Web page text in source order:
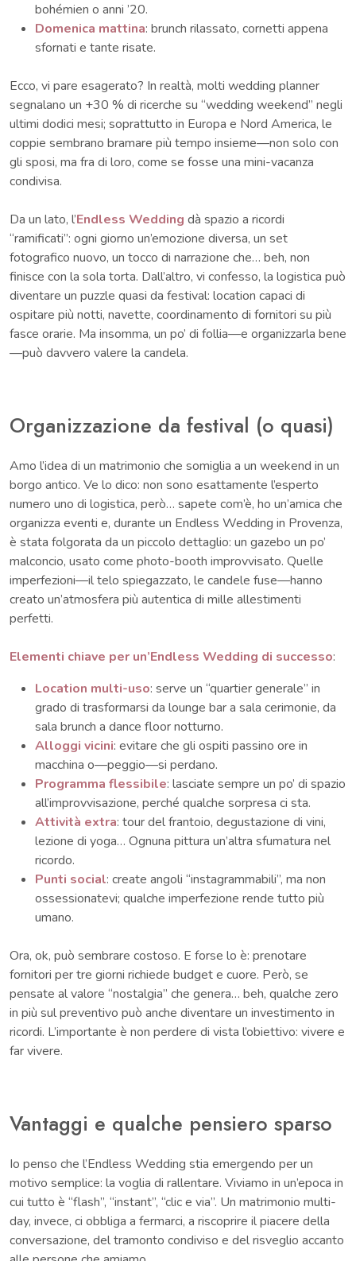
bohémien o anni ’20.
Domenica mattina: brunch rilassato, cornetti appena
sfornati e tante risate.
Ecco, vi pare esagerato? In realtà, molti wedding planner
segnalano un +30 % di ricerche su “wedding weekend” negli
ultimi dodici mesi; soprattutto in Europa e Nord America, le
coppie sembrano bramare più tempo insieme—non solo con
gli sposi, ma fra di loro, come se fosse una mini-vacanza
condivisa.
Da un lato, l’Endless Wedding dà spazio a ricordi
“ramificati”: ogni giorno un’emozione diversa, un set
fotografico nuovo, un tocco di narrazione che… beh, non
finisce con la sola torta. Dall’altro, vi confesso, la logistica può
diventare un puzzle quasi da festival: location capaci di
ospitare più notti, navette, coordinamento di fornitori su più
fasce orarie. Ma insomma, un po’ di follia—e organizzarla bene
—può davvero valere la candela.
Organizzazione da festival (o quasi)
Amo l’idea di un matrimonio che somiglia a un weekend in un
borgo antico. Ve lo dico: non sono esattamente l’esperto
numero uno di logistica, però… sapete com’è, ho un’amica che
organizza eventi e, durante un Endless Wedding in Provenza,
è stata folgorata da un piccolo dettaglio: un gazebo un po’
malconcio, usato come photo-booth improvvisato. Quelle
imperfezioni—il telo spiegazzato, le candele fuse—hanno
creato un’atmosfera più autentica di mille allestimenti
perfetti.
Elementi chiave per un’Endless Wedding di successo:
Location multi-uso: serve un “quartier generale” in
grado di trasformarsi da lounge bar a sala cerimonie, da
sala brunch a dance floor notturno.
Alloggi vicini: evitare che gli ospiti passino ore in
macchina o—peggio—si perdano.
Programma flessibile: lasciate sempre un po’ di spazio
all’improvvisazione, perché qualche sorpresa ci sta.
Attività extra: tour del frantoio, degustazione di vini,
lezione di yoga… Ognuna pittura un’altra sfumatura nel
ricordo.
Punti social: create angoli “instagrammabili”, ma non
ossessionatevi; qualche imperfezione rende tutto più
umano.
Ora, ok, può sembrare costoso. E forse lo è: prenotare
fornitori per tre giorni richiede budget e cuore. Però, se
pensate al valore “nostalgia” che genera… beh, qualche zero
in più sul preventivo può anche diventare un investimento in
ricordi. L’importante è non perdere di vista l’obiettivo: vivere e
far vivere.
Vantaggi e qualche pensiero sparso
Io penso che l’Endless Wedding stia emergendo per un
motivo semplice: la voglia di rallentare. Viviamo in un’epoca in
cui tutto è “flash”, “instant”, “clic e via”. Un matrimonio multi-
day, invece, ci obbliga a fermarci, a riscoprire il piacere della
conversazione, del tramonto condiviso e del risveglio accanto